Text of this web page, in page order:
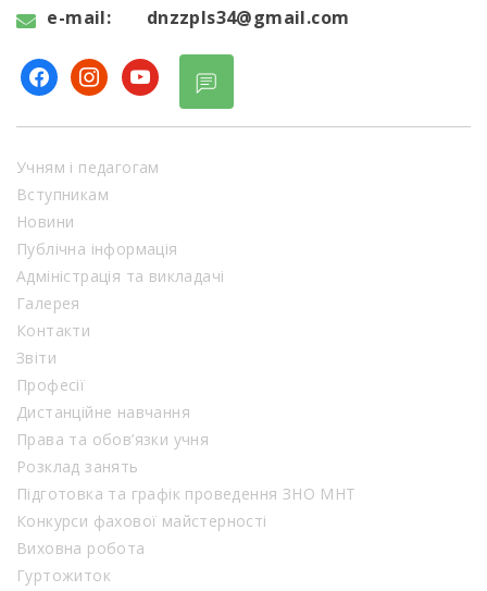
e-mail:
dnzzpls34@gmail.com
facebookinstagram
youtube
Учням і педагогам
Вступникам
Новини
Публічна інформація
Адміністрація та викладачі
Галерея
Контакти
Звіти
Професії
Дистанційне навчання
Права та обов’язки учня
Розклад занять
Підготовка та графік проведення ЗНО МНТ
Конкурси фахової майстерності
Виховна робота
Гуртожиток